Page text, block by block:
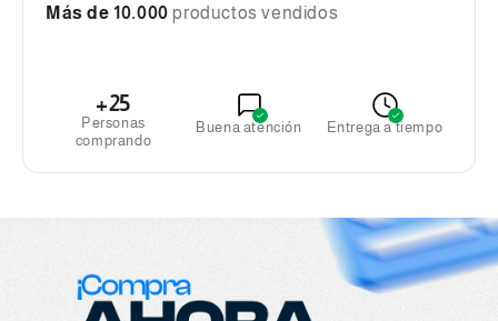
Más de 10.000 productos vendidos
+25
Personas
comprando
Buena atención Entrega a tiempo